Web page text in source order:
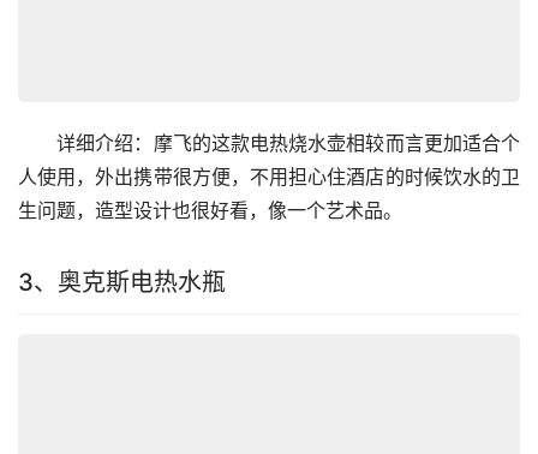
详细介绍：摩飞的这款电热烧水壶相较而言更加适合个
人使用，外出携带很方便，不用担心住酒店的时候饮水的卫
生问题，造型设计也很好看，像一个艺术品。
3、奥克斯电热水瓶